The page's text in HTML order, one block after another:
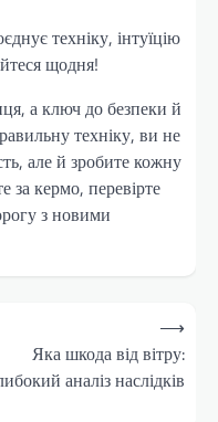
техніку, інтуїцію
щодня!
а ключ до безпеки й
техніку, ви не
але й зробите кожну
за кермо, перевірте
з новими
Яка шкода від вітру:
аналіз наслідків
⟶